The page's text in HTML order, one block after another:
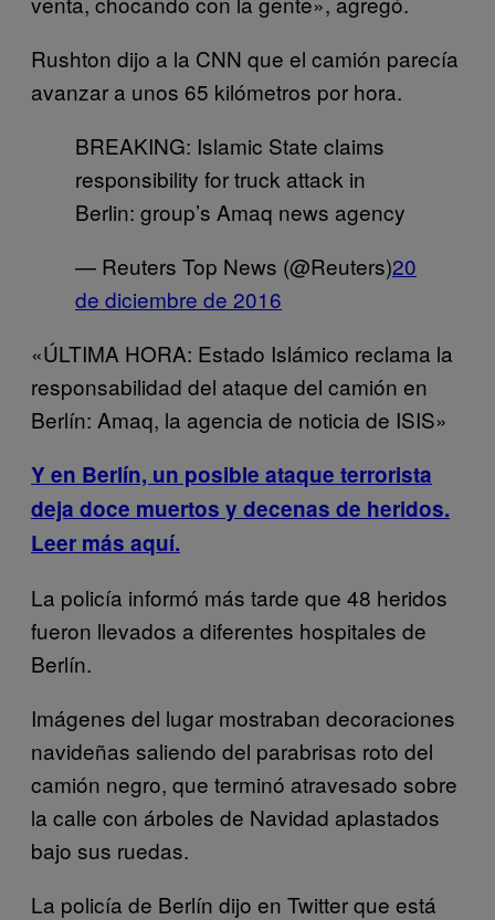
Rushton dijo a la CNN que el camión parecía
avanzar a unos 65 kilómetros por hora.
BREAKING: Islamic State claims
responsibility for truck attack in
Berlin: group’s Amaq news agency
— Reuters Top News (@Reuters)20
de diciembre de 2016
«ÚLTIMA HORA: Estado Islámico reclama la
responsabilidad del ataque del camión en
Berlín: Amaq, la agencia de noticia de ISIS»
Y en Berlín, un posible ataque terrorista
deja doce muertos y decenas de heridos.
Leer más aquí.
La policía informó más tarde que 48 heridos
fueron llevados a diferentes hospitales de
Berlín.
Imágenes del lugar mostraban decoraciones
navideñas saliendo del parabrisas roto del
camión negro, que terminó atravesado sobre
la calle con árboles de Navidad aplastados
bajo sus ruedas.
La policía de Berlín dijo en Twitter que está